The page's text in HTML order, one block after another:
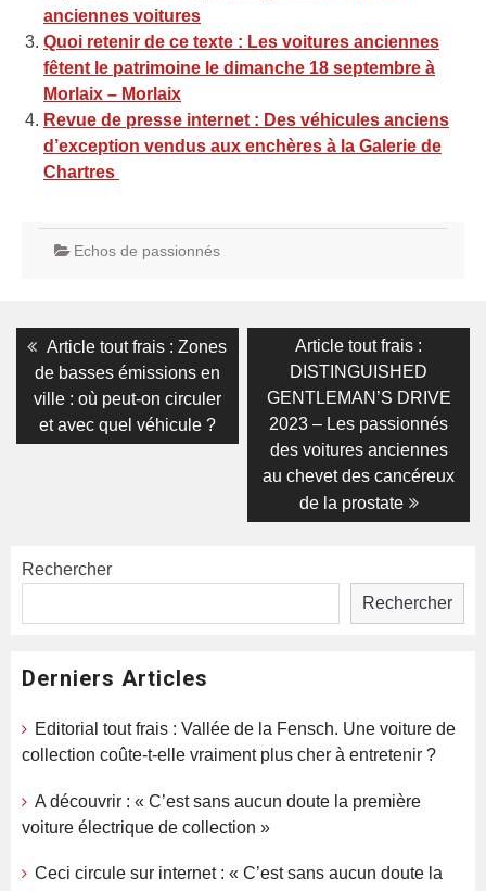
anciennes voitures
Quoi retenir de ce texte : Les voitures anciennes
fêtent le patrimoine le dimanche 18 septembre à
Morlaix – Morlaix
Revue de presse internet : Des véhicules anciens
d’exception vendus aux enchères à la Galerie de
Chartres
Echos de passionnés
Navigation
de
l’article
Previous
post:
Article tout frais : Zones
de basses émissions en
ville : où peut-on circuler
et avec quel véhicule ?
Next
post:
Article tout frais :
DISTINGUISHED
GENTLEMAN’S DRIVE
2023 – Les passionnés
des voitures anciennes
au chevet des cancéreux
de la prostate
Rechercher
Rechercher
Derniers Articles
Editorial tout frais : Vallée de la Fensch. Une voiture de
collection coûte-t-elle vraiment plus cher à entretenir ?
A découvrir : « C’est sans aucun doute la première
voiture électrique de collection »
Ceci circule sur internet : « C’est sans aucun doute la